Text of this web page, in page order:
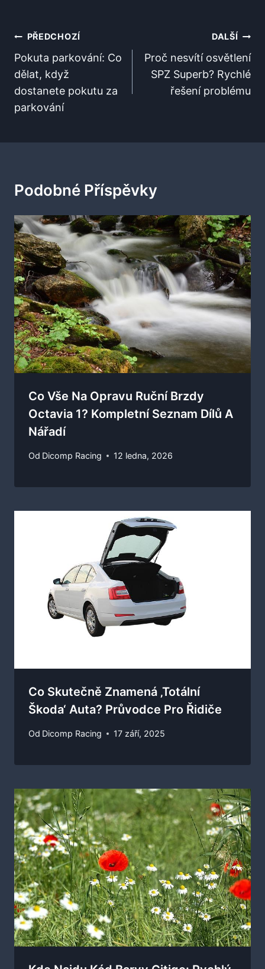
Navigace
Pro
Příspěvek
PŘEDCHOZÍ
Pokuta parkování: Co
dělat, když
dostanete pokutu za
parkování
DALŠÍ
Proč nesvítí osvětlení
SPZ Superb? Rychlé
řešení problému
Podobné Příspěvky
Co Vše Na Opravu Ruční Brzdy
Octavia 1? Kompletní Seznam Dílů A
Nářadí
Od Dicomp Racing 12 ledna, 2026
Co Skutečně Znamená ‚totální
Škoda‘ Auta? Průvodce Pro Řidiče
Od Dicomp Racing 17 září, 2025